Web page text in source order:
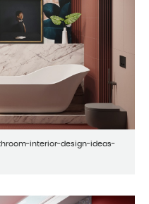
interior-design-ideas-